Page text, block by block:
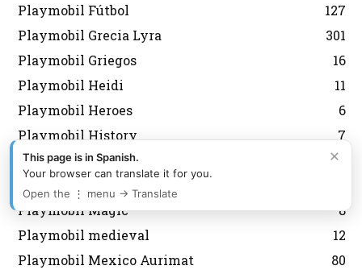
Playmobil Fútbol
127
Playmobil Grecia Lyra
301
Playmobil Griegos
16
Playmobil Heidi
11
Playmobil Heroes
6
Playmobil History
7
Playmobil Japon
Playmobil Magic
8
Playmobil medieval
12
Playmobil Mexico Aurimat
80
×
This page is in Spanish.
Your browser can translate it for you.
Open the ⋮ menu → Translate